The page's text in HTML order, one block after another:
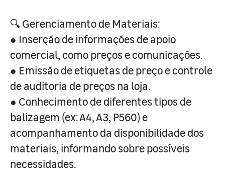
🔍 Gerenciamento de Materiais:
● Inserção de informações de apoio
comercial, como preços e comunicações.
● Emissão de etiquetas de preço e controle
de auditoria de preços na loja.
● Conhecimento de diferentes tipos de
balizagem (ex: A4, A3, P560) e
acompanhamento da disponibilidade dos
materiais, informando sobre possíveis
necessidades.